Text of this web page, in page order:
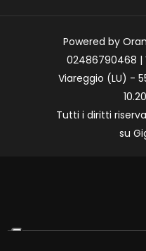
Powered by
02486790468 |
Viareggio (LU) -
Tutti i diritti
su